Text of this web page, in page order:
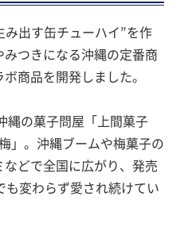
み出す缶チューハイ”を作
つきになる沖縄の定番商
商品を開発しました。
縄の菓子問屋「上間菓子
」。沖縄ブームや梅菓子の
どで全国に広がり、発売
も変わらず愛され続けてい